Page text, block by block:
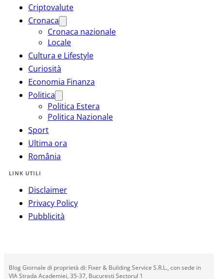
Criptovalute
Cronaca
Cronaca nazionale
Locale
Cultura e Lifestyle
Curiosità
Economia Finanza
Politica
Politica Estera
Politica Nazionale
Sport
Ultima ora
România
LINK UTILI
Disclaimer
Privacy Policy
Pubblicità
Blog Giornale di proprietà di: Fixer & Building Service S.R.L., con sede in
VIA Strada Academiei, 35-37, Bucuresti Sectorul 1